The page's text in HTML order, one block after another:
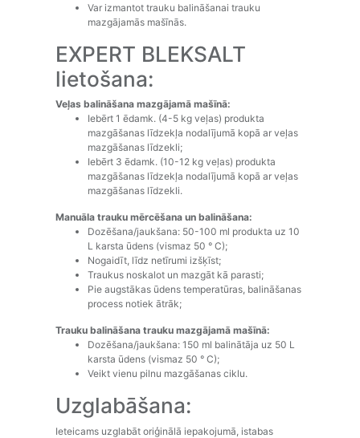
Var izmantot trauku balināšanai trauku
mazgājamās mašīnās.
EXPERT BLEKSALT
lietošana:
Veļas balināšana mazgājamā mašīnā:
Iebērt 1 ēdamk. (4-5 kg veļas) produkta
mazgāšanas līdzekļa nodalījumā kopā ar veļas
mazgāšanas līdzekli;
Iebērt 3 ēdamk. (10-12 kg veļas) produkta
mazgāšanas līdzekļa nodalījumā kopā ar veļas
mazgāšanas līdzekli.
Manuāla trauku mērcēšana un balināšana:
Dozēšana/jaukšana: 50-100 ml produkta uz 10
L karsta ūdens (vismaz 50 ° C);
Nogaidīt, līdz netīrumi izšķīst;
Traukus noskalot un mazgāt kā parasti;
Pie augstākas ūdens temperatūras, balināšanas
process notiek ātrāk;
Trauku balināšana trauku mazgājamā mašīnā:
Dozēšana/jaukšana: 150 ml balinātāja uz 50 L
karsta ūdens (vismaz 50 ° C);
Veikt vienu pilnu mazgāšanas ciklu.
Uzglabāšana:
Ieteicams uzglabāt oriģinālā iepakojumā, istabas